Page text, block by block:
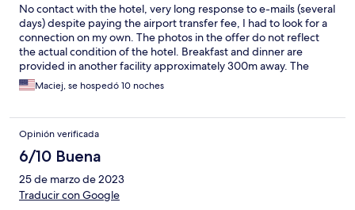
No contact with the hotel, very long response to e-mails (several
days) despite paying the airport transfer fee, I had to look for a
connection on my own. The photos in the offer do not reflect
the actual condition of the hotel. Breakfast and dinner are
provided in another facility approximately 300m away. The
meals are the same every day. There is no clothes dryer in the
room, high humidity makes it impossible to dry wet swimsuits.
Maciej, se hospedó 10 noches
Opinión verificada
6/10 Buena
25 de marzo de 2023
Traducir con Google